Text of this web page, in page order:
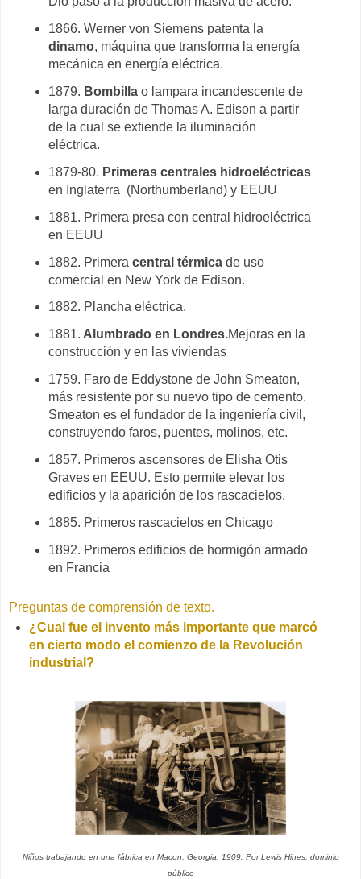
1866. Werner von Siemens patenta la
dinamo, máquina que transforma la energía
mecánica en energía eléctrica.
1879. Bombilla o lampara incandescente de
larga duración de Thomas A. Edison a partir
de la cual se extiende la iluminación
eléctrica.
1879-80. Primeras centrales hidroeléctricas
en Inglaterra (Northumberland) y EEUU
1881. Primera presa con central hidroeléctrica
en EEUU
1882. Primeracentral térmicade uso
comercial en New York de Edison.
1882. Plancha eléctrica.
1881. Alumbrado en Londres.Mejoras en la
construcción y en las viviendas
1759. Faro de Eddystone de John Smeaton,
más resistente por su nuevo tipo de cemento.
Smeaton es el fundador de la ingeniería civil,
construyendo faros, puentes, molinos, etc.
1857. Primeros ascensores de Elisha Otis
Graves en EEUU. Esto permite elevar los
edificios y la aparición de los rascacielos.
1885. Primeros rascacielos en Chicago
1892. Primeros edificios de hormigón armado
en Francia
Preguntas de comprensión de texto.
¿Cual fue el invento más importante que marcó
en cierto modo el comienzo de la Revolución
industrial?
Niños trabajando en una fábrica en Macon, Georgia, 1909. Por Lewis Hines, dominio
público